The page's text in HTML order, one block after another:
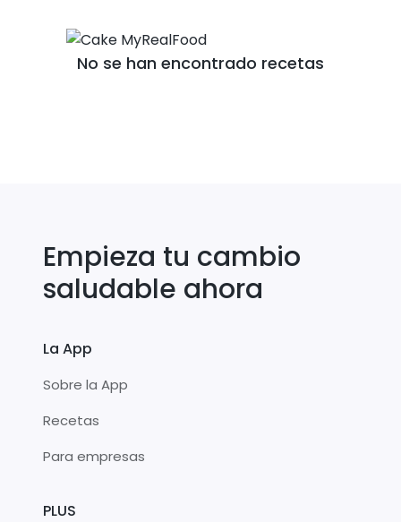
No se han encontrado recetas
Empieza tu cambio
saludable ahora
La App
Sobre la App
Recetas
Para empresas
PLUS